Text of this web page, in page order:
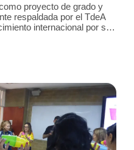
en la minería
proyecto de grado y
respaldada por el TdeA
internacional por su
partir de la cáscara de